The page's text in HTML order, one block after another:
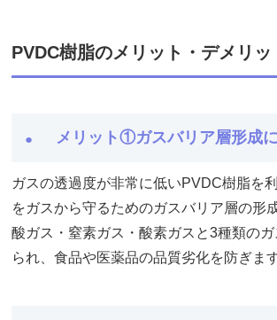
PVDC樹脂のメリット・デメリッ
メリット①ガスバリア層形成
ガスの透過度が非常に低いPVDC樹脂を
をガスから守るためのガスバリア層の形
酸ガス・窒素ガス・酸素ガスと3種類のガ
られ、食品や医薬品の品質劣化を防ぎます